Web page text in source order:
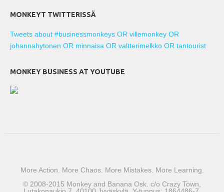
MONKEYT TWITTERISSÄ
Tweets about #businessmonkeys OR villemonkey OR
johannahytonen OR minnaisa OR valtterimelkko OR tantourist
MONKEY BUSINESS AT YOUTUBE
More Action. More Chaos. More Mistakes. More Learning.
© 2008-2015 Monkey and Banana Osk. c/o Crazy Town,